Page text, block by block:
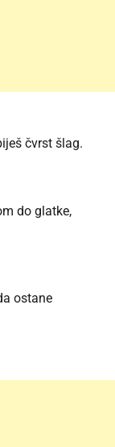
čvrst šlag.
do glatke,
ostane